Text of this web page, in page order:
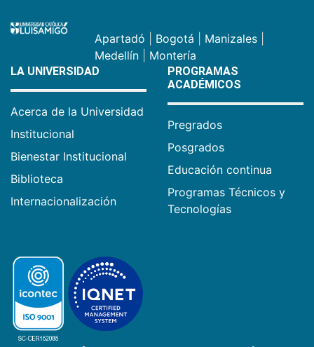
Apartadó Bogotá Manizales
Medellín
Montería
LA UNIVERSIDAD
Acerca de la Universidad
Institucional
Bienestar Institucional
Biblioteca
Internacionalización
PROGRAMAS
ACADÉMICOS
Pregrados
Posgrados
Educación continua
Programas Técnicos y
Tecnologías